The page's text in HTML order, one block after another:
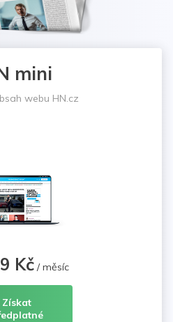
mini
webu HN.cz
Kč/ měsíc
Získat